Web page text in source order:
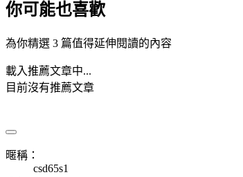
你可能也喜歡
為你精選 3 篇值得延伸閱讀的內容
載入推薦文章中...
目前沒有推薦文章
暱稱：
csd65s1